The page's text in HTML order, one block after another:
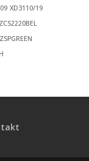
XD3110/19
ZCS2220BEL
ZSPGREEN